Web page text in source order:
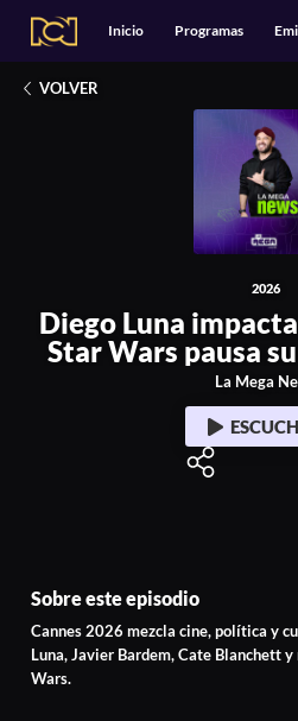
Inicio Programas
Catálogo
Deportes
Entretenimiento
Estilo de Vida
Música
Noticias
VOLVER
2026
Diego Luna
Star Wars pausa
La Mega
Diego Luna impacta
Sobre este episodio
Cannes 2026 mezcla cine, política y
Luna, Javier Bardem, Cate Blanchett
Wars.